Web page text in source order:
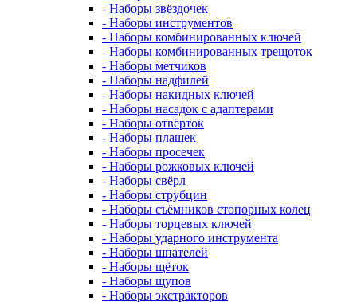
- Наборы звёздочек
- Наборы инструментов
- Наборы комбинированных ключей
- Наборы комбинированных трещоток
- Наборы метчиков
- Наборы надфилей
- Наборы накидных ключей
- Наборы насадок с адаптерами
- Наборы отвёрток
- Наборы плашек
- Наборы просечек
- Наборы рожковых ключей
- Наборы свёрл
- Наборы струбцин
- Наборы съёмников стопорных колец
- Наборы торцевых ключей
- Наборы ударного инструмента
- Наборы шпателей
- Наборы щёток
- Наборы щупов
- Наборы экстракторов